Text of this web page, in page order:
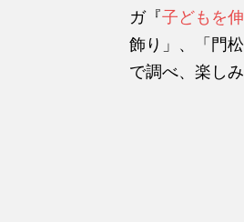
ガ『子どもを
飾り」、「門
で調べ、楽し